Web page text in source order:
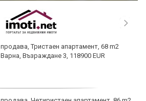
продава, Тристаен апартамент, 68 m2
Варна, Възраждане 3, 118900 EUR